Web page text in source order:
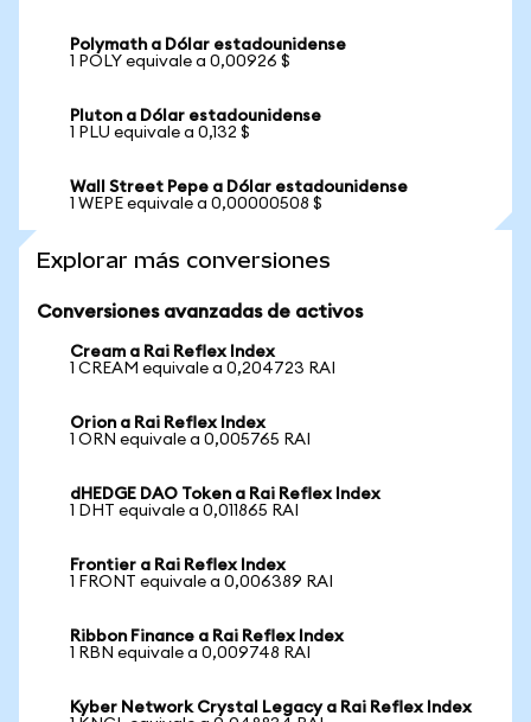
Polymath a Dólar estadounidense
1 POLY equivale a 0,00926 $
Pluton a Dólar estadounidense
1 PLU equivale a 0,132 $
Wall Street Pepe a Dólar estadounidense
1 WEPE equivale a 0,00000508 $
Explorar más conversiones
Conversiones avanzadas de activos
Cream a Rai Reflex Index
1 CREAM equivale a 0,204723 RAI
Orion a Rai Reflex Index
1 ORN equivale a 0,005765 RAI
dHEDGE DAO Token a Rai Reflex Index
1 DHT equivale a 0,011865 RAI
Frontier a Rai Reflex Index
1 FRONT equivale a 0,006389 RAI
Ribbon Finance a Rai Reflex Index
1 RBN equivale a 0,009748 RAI
Kyber Network Crystal Legacy a Rai Reflex Index